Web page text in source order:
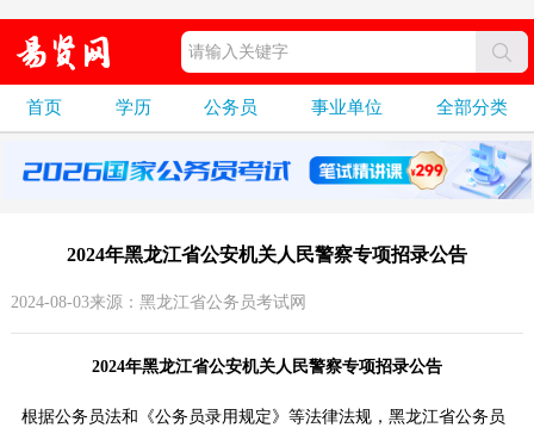
首页 学历 公务员 事业单位 全部分类
2024年黑龙江省公安机关人民警察专项招录公告
2024-08-03来源：黑龙江省公务员考试网
2024年黑龙江省公安机关人民警察专项招录公告
根据公务员法和《公务员录用规定》等法律法规，黑龙江省公务员